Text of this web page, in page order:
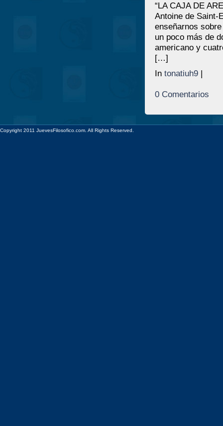
“LA CAJA DE
Antoine de Saint-
enseñarnos
un poco más de
americano y
[…]
In tonatiuh9|
0 Comentarios
Copyright 2011 JuevesFilosofico.com. All Rights Reserved.